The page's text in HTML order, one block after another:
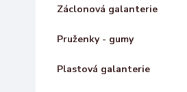
Záclonová galanterie
Pruženky - gumy
Plastová galanterie